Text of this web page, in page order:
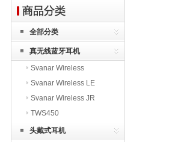
全部分类
真无线蓝牙耳机
Svanar Wireless
Svanar Wireless LE
Svanar Wireless JR
TWS450
头戴式耳机